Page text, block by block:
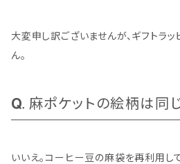
大変申し訳ございませんが、ギフトラ
ん。
麻ポケットの絵柄は同
いいえ。コーヒー豆の麻袋を再利用し